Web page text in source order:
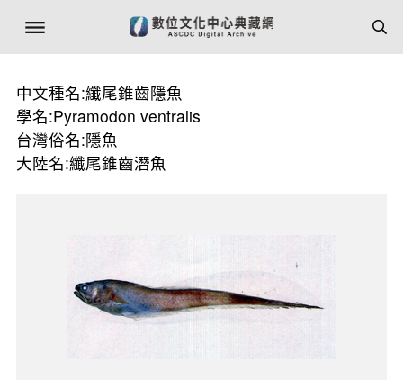
中文種名:纖尾錐齒隱魚
學名:Pyramodon ventralis
台灣俗名:隱魚
大陸名:纖尾錐齒潛魚